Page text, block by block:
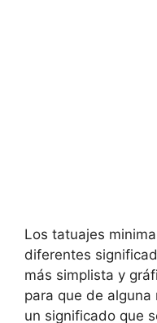
Los tatuajes
diferentes
más simplista y
para que de
un significado que